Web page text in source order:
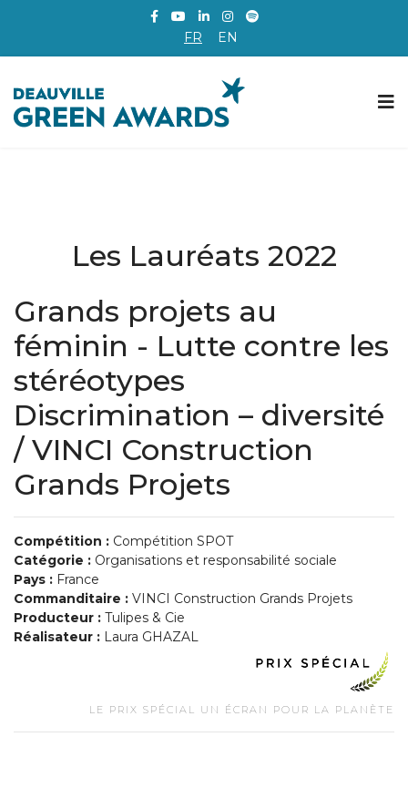
FR EN
Les Lauréats 2022
Grands projets au
féminin - Lutte contre les
stéréotypes
Discrimination – diversité
/ VINCI Construction
Grands Projets
Compétition : Compétition SPOT
Catégorie : Organisations et responsabilité sociale
Pays : France
Commanditaire : VINCI Construction Grands Projets
Producteur : Tulipes & Cie
Réalisateur : Laura GHAZAL
LE PRIX SPÉCIAL UN ÉCRAN POUR LA PLANÈTE